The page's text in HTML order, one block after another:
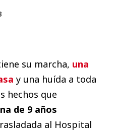
su marcha, una
y una huída a toda
hechos que
de 9 años
al Hospital